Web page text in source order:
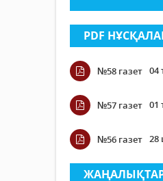
PDF
№58 газет 04
№57 газет 01
№56 газет 28